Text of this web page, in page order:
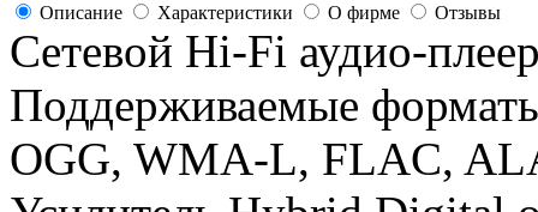
Описание Характеристики О фирме Отзывы
Сетевой Hi-Fi аудио-
Поддерживаемые
OGG, WMA-L, FLAC,